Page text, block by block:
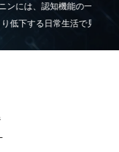
の一部である記憶
で見聞きした情
る機能があるこ
れ
現